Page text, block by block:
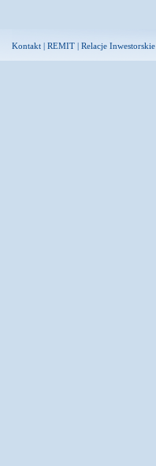
Kontakt | REMIT | Relacje Inwestorskie